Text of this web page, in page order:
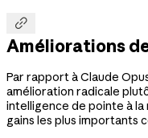

Améliorations
Par rapport à Claude
amélioration radicale
intelligence de pointe à la
gains les plus importants